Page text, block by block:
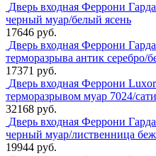
Дверь входная Феррони
черный муар/белый ясень
17646 руб.
Дверь входная Феррони
терморазрыва антик серебро/
17371 руб.
Дверь входная Феррони
терморазрывом муар 7024/
32168 руб.
Дверь входная Феррони
черный муар/лиственница беж
19944 руб.